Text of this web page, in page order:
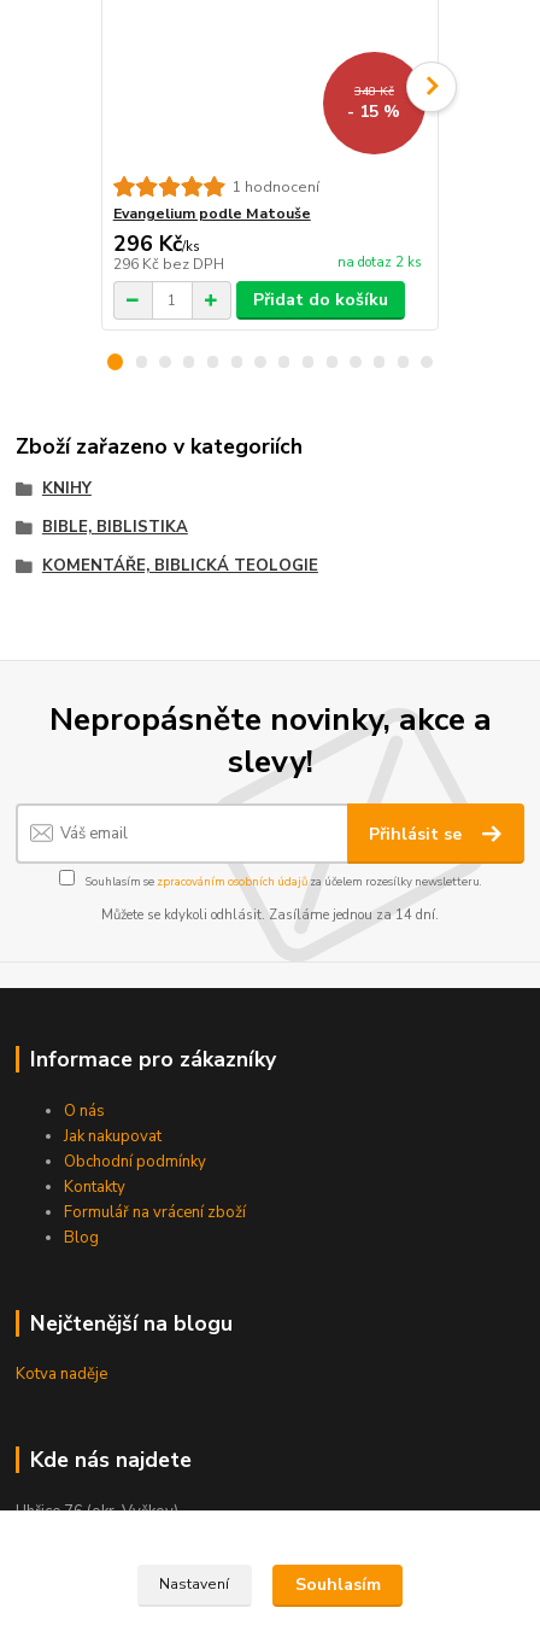
348 Kč
- 15 %
1 hodnocení
Evangelium podle Matouše
296 Kč/ks
296 Kč bez DPH na dotaz 2 ks
Přidat do košíku
Zboží zařazeno v kategoriích
KNIHY
BIBLE, BIBLISTIKA
KOMENTÁŘE, BIBLICKÁ TEOLOGIE
Nepropásněte novinky, akce a
slevy!
Přihlásit se
Souhlasím se zpracováním osobních údajůza účelem rozesílky newsletteru.
Můžete se kdykoli odhlásit. Zasíláme jednou za 14 dní.
Informace pro zákazníky
O nás
Jak nakupovat
Obchodní podmínky
Kontakty
Formulář na vrácení zboží
Blog
Nejčtenější na blogu
Kotva naděje
Kde nás najdete
Uhřice 76 (okr. Vyškov)
Nastavení Souhlasím